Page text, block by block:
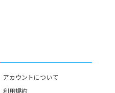
アカウントについて
利用規約